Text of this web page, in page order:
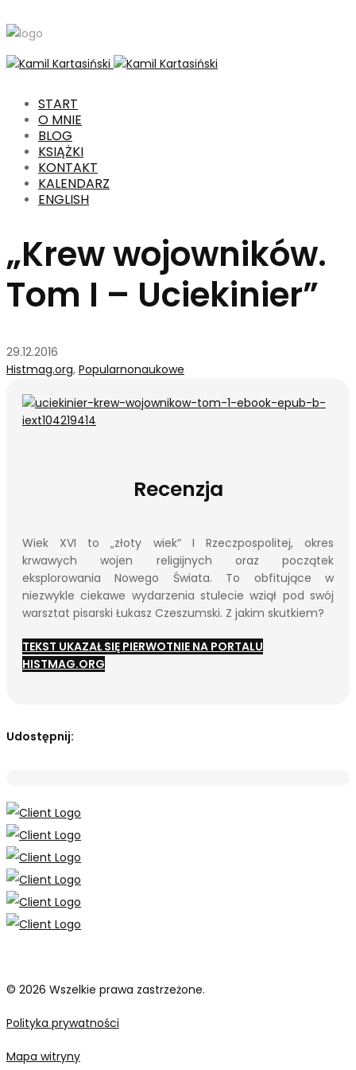
START
O MNIE
BLOG
KSIĄŻKI
KONTAKT
KALENDARZ
ENGLISH
„Krew wojowników.
Tom I – Uciekinier”
29.12.2016
Histmag.org, Popularnonaukowe
Recenzja
Wiek XVI to „złoty wiek” I Rzeczpospolitej, okres
krwawych wojen religijnych oraz początek
eksplorowania Nowego Świata. To obfitujące w
niezwykle ciekawe wydarzenia stulecie wziął pod swój
warsztat pisarski Łukasz Czeszumski. Z jakim skutkiem?
TEKST UKAZAŁ SIĘ PIERWOTNIE NA PORTALU
HISTMAG.ORG
Udostępnij:
© 2026 Wszelkie prawa zastrzeżone.
Polityka prywatności
Mapa witryny